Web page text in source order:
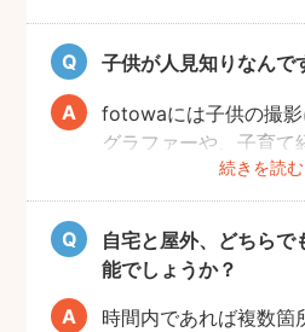
ただければと思います
子供が人見知りなんで
続きを読む
fotowaには子供の撮影
グラファーや、子育て
ファーがたくさんいま
合わせて撮影をするの
でも自然な表情を引き
自宅と屋外、どちらで
能でしょうか？
時間内であれば複数箇